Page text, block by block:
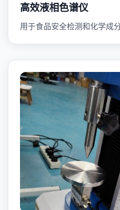
高效液相色谱仪
用于食品安全检测和化学成